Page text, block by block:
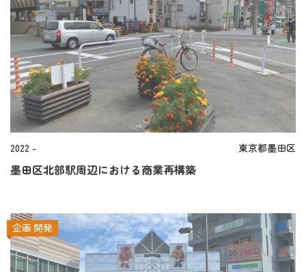
2022 - 東京都墨田区
墨田区北部駅周辺における商業再構築
企画 開発